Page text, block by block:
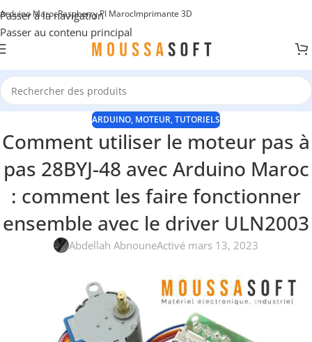
Passer à la navigation
Passer au contenu principal
Arduino MarocRaspberry PI MarocImprimante 3D
ARDUINO, MOTEUR,TUTORIELS
Comment utiliser le moteur pas à
pas 28BYJ-48 avec Arduino Maroc
: comment les faire fonctionner
ensemble avec le driver ULN2003
Abdellah AbnouneActivé mars 13, 2023